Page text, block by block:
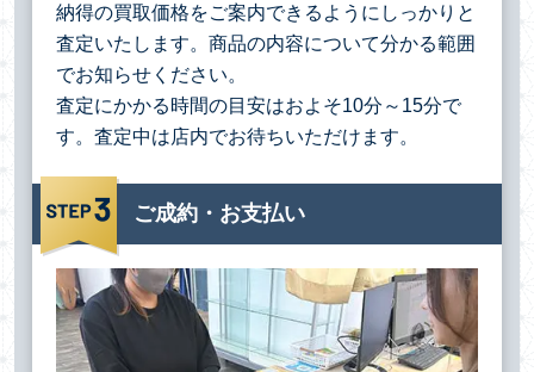
納得の買取価格をご案内できるようにしっかりと
査定いたします。商品の内容について分かる範囲
でお知らせください。
査定にかかる時間の目安はおよそ10分～15分で
す。査定中は店内でお待ちいただけます。
ご成約・お支払い